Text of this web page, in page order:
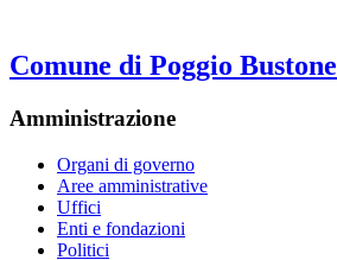
Comune di Poggio Bustone
Amministrazione
Organi di governo
Aree amministrative
Uffici
Enti e fondazioni
Politici